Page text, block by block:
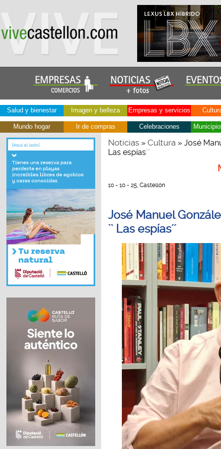
Salud y bienestar Imagen y belleza Empresas y servicios
Mundo hogar Ir de compras Celebraciones
Noticias» Cultura» José
Las espías´´
10 - 10 - 25, Castellón
José Manuel
`` Las espías´´